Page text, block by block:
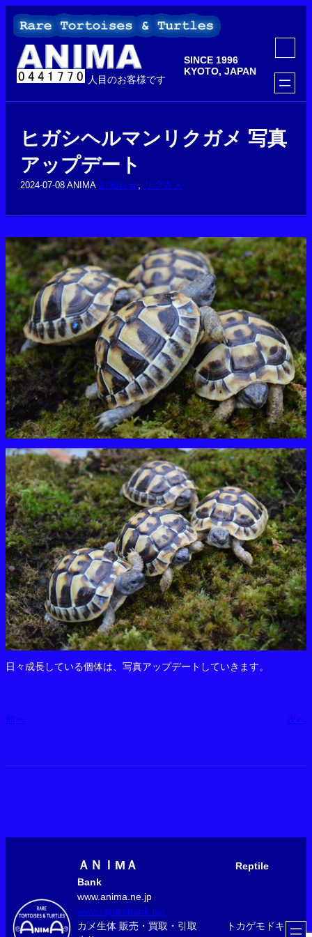
を
人目のお客様です
SINCE 1996
KYOTO, JAPAN
ア
コ
ン
リ
ン
ク
ヒガシヘルマンリクガメ 写真
アップデート
2024-07-08 ANIMA お知らせ リクガメ
日々成長している個体は、写真アップデートしていきます。
前へ 次へ
ＡＮＩМＡ
Reptile
Bank
www.anima.ne.jp
www.reptilebank.net
カメ生体 販売・買取・引取 トカゲモドキ